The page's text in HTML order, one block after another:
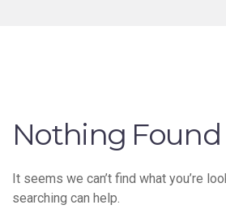
Nothing Found
It seems we can’t find what you’re
searching can help.